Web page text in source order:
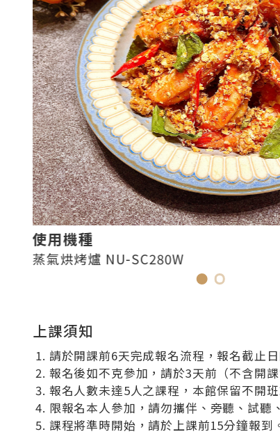
使用機種
蒸氣烘烤爐 NU-SC280W
上課須知
請於開課前6天完成報名流程，報名截止
報名後如不克參加，請於3天前（不含開
報名人數未達5人之課程，本館保留不開
限報名本人參加，請勿攜伴、旁聽、試聽
課程將準時開始，請於上課前15分鐘報到